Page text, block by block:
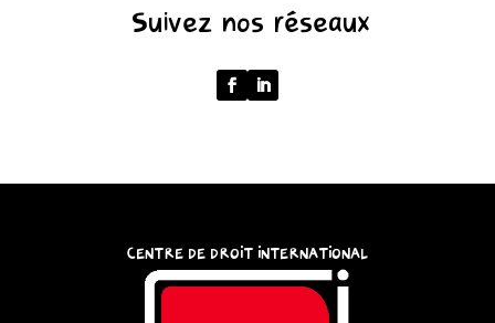
Suivez nos réseaux
CENTRE DE DROIT INTERNATIONAL